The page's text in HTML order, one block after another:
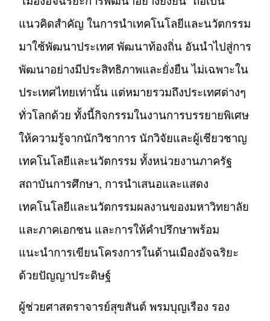
แนวคิดสำคัญ ในการนำเทคโนโลยีและนวัตกรรม
มาใช้พัฒนาประเทศ พัฒนาท้องถิ่น อันนำไปสู่การ
พัฒนาอย่างมีประสิทธิภาพและยั่งยืน ไม่เฉพาะใน
ประเทศไทยเท่านั้น แต่หมายรวมถึงประเทศต่างๆ
ทั่วโลกด้วย ทั้งนี้กิจกรรมในงานการบรรยายพิเศษ
ให้ความรู้จากนักวิชาการ นักวิจัยและผู้เชียวชาญ
เทคโนโลยีและนวัตกรรม ทั้งหน่วยงานภาครัฐ
สถาบันการศึกษา, การนำเสนอและแสดง
เทคโนโลยีและนวัตกรรมผลงานของมหาวิทยาลัย
และภาคเอกชน และการให้คำปรึกษาพร้อม
แนะนำการเขียนโครงการในด้านเมืองอัจฉริยะ
ด้วยปัญญาประดิษฐ์
ผู้ช่วยศาสตราจารย์สุขสันต์ พรมบุญเรือง รอง